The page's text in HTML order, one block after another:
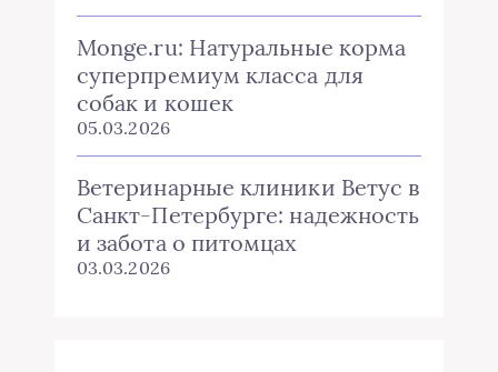
Monge.ru: Натуральные корма
суперпремиум класса для
собак и кошек
05.03.2026
Ветеринарные клиники Ветус в
Санкт-Петербурге: надежность
и забота о питомцах
03.03.2026